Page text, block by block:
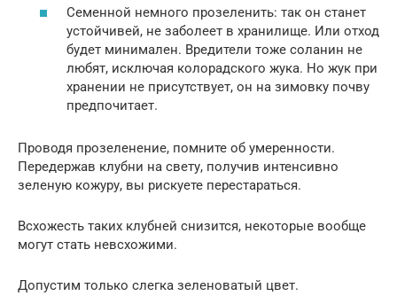
Семенной немного прозеленить: так он станет
устойчивей, не заболеет в хранилище. Или отход
будет минимален. Вредители тоже соланин не
любят, исключая колорадского жука. Но жук при
хранении не присутствует, он на зимовку почву
предпочитает.
Проводя прозеленение, помните об умеренности.
Передержав клубни на свету, получив интенсивно
зеленую кожуру, вы рискуете перестараться.
Всхожесть таких клубней снизится, некоторые вообще
могут стать невсхожими.
Допустим только слегка зеленоватый цвет.